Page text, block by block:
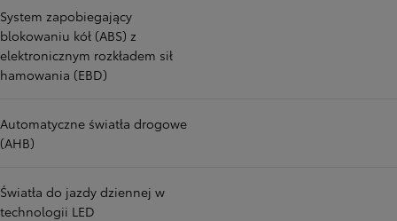
System zapobiegający
blokowaniu kół (ABS) z
elektronicznym rozkładem sił
hamowania (EBD)
Automatyczne światła drogowe
(AHB)
Światła do jazdy dziennej w
technologii LED